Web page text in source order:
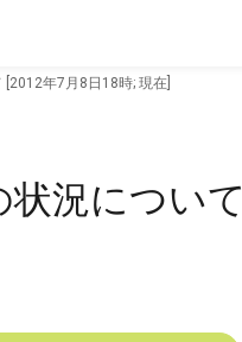
[2012年7月8日18時; 現在]
状況について